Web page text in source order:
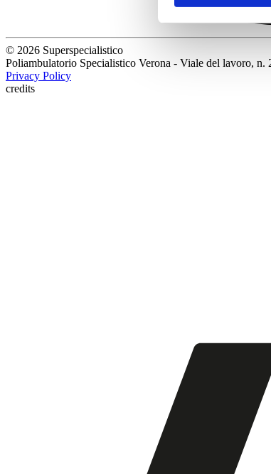
© 2026 Superspecialistico
Poliambulatorio Specialistico Verona - Viale del lavoro,
Privacy Policy
credits